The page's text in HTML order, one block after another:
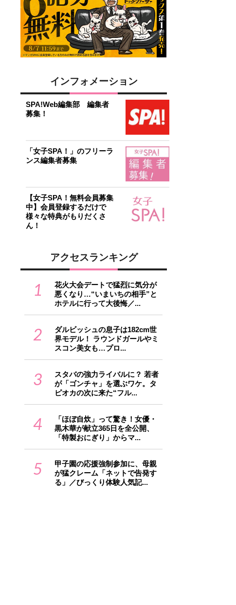
インフォメーション
SPA!Web編集部 編集者
募集！
「女子SPA！」のフリーラ
ンス編集者募集
【女子SPA！無料会員募集
中】会員登録するだけで
様々な特典がもりだくさ
ん！
アクセスランキング
1
花火大会デートで猛烈に気分が
悪くなり…“いまいちの相手”と
ホテルに行って大後悔／...
2
ダルビッシュの息子は182cm世
界モデル！ ラウンドガールやミ
スコン美女も…プロ...
3
スタバの強力ライバルに？ 若者
が「ゴンチャ」を選ぶワケ。タ
ピオカの次に来た“フル...
4
「ほぼ自炊」って驚き！女優・
黒木華が献立365日を全公開、
「特製おにぎり」からマ...
5
甲子園の応援強制参加に、母親
が猛クレーム「ネットで告発す
る」／びっくり体験人気記...